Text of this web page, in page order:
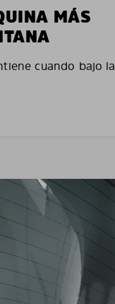
MÁS
cuando bajo la